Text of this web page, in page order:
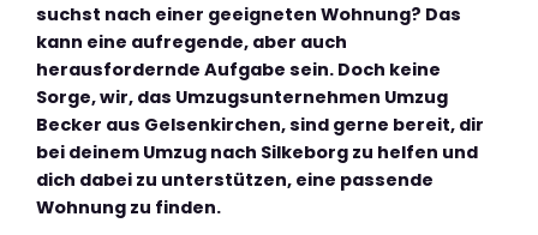
suchst nach einer geeigneten Wohnung? Das
kann eine aufregende, aber auch
herausfordernde Aufgabe sein. Doch keine
Sorge, wir, das Umzugsunternehmen Umzug
Becker aus Gelsenkirchen, sind gerne bereit, dir
bei deinem Umzug nach Silkeborg zu helfen und
dich dabei zu unterstützen, eine passende
Wohnung zu finden.